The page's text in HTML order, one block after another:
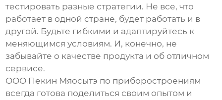
тестировать разные стратегии. Не все, что
работает в одной стране, будет работать и в
другой. Будьте гибкими и адаптируйтесь к
меняющимся условиям. И, конечно, не
забывайте о качестве продукта и об отличном
сервисе.
ООО Пекин Мяосытэ по приборостроениям
всегда готова поделиться своим опытом и